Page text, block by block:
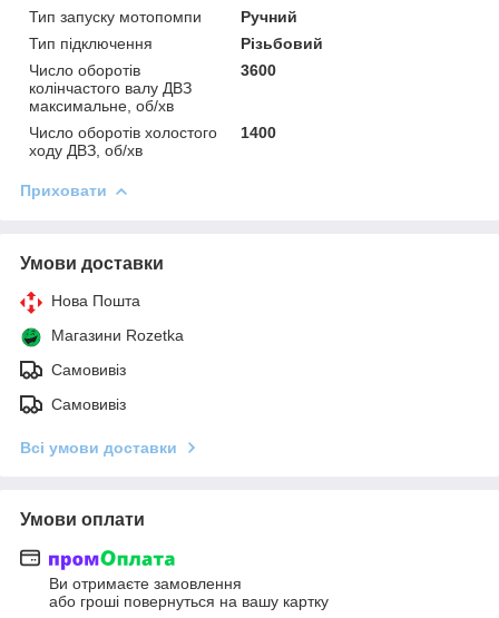
Тип запуску мотопомпи
Ручний
Тип підключення
Різьбовий
Число оборотів
колінчастого валу ДВЗ
максимальне, об/хв
3600
Число оборотів холостого
ходу ДВЗ, об/хв
1400
Приховати
Умови доставки
Нова Пошта
Магазини Rozetka
Самовивіз
Самовивіз
Всі умови доставки
Умови оплати
Ви отримаєте замовлення
або гроші повернуться на вашу картку